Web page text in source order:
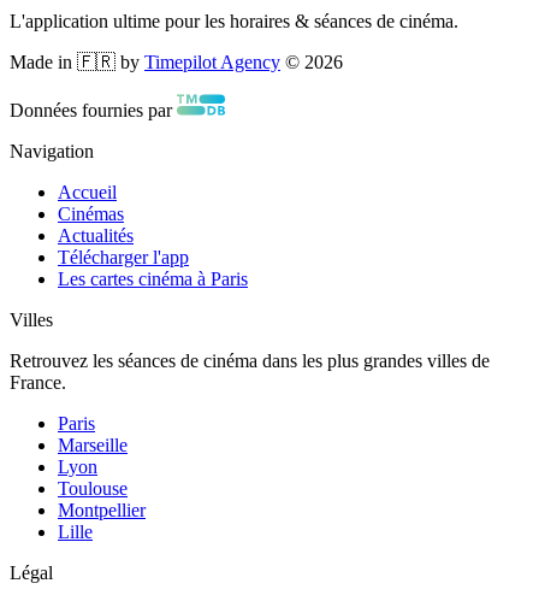
L'application ultime pour les horaires & séances de cinéma.
Made in 🇫🇷 by Timepilot Agency © 2026
Données fournies par
Navigation
Accueil
Cinémas
Actualités
Télécharger l'app
Les cartes cinéma à Paris
Villes
Retrouvez les séances de cinéma dans les plus grandes villes de
France.
Paris
Marseille
Lyon
Toulouse
Montpellier
Lille
Légal